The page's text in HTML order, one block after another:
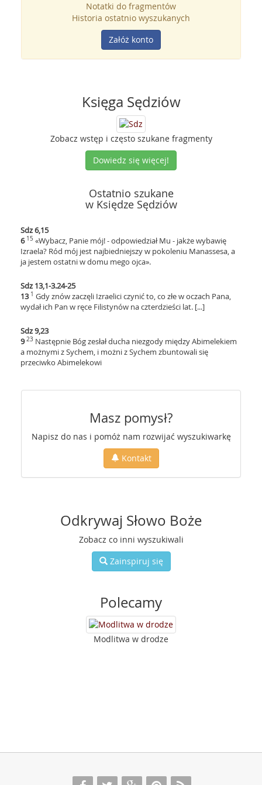
Notatki do fragmentów
Historia ostatnio wyszukanych
Załóż konto
Księga Sędziów
Zobacz wstęp i często szukane fragmenty
Dowiedz się więcej!
Ostatnio szukane
w Księdze Sędziów
Sdz 6,15
6 15 «Wybacz, Panie mój! - odpowiedział Mu - jakże wybawię
Izraela? Ród mój jest najbiedniejszy w pokoleniu Manassesa, a
ja jestem ostatni w domu mego ojca».
Sdz 13,1-3.24-25
13 1 Gdy znów zaczęli Izraelici czynić to, co złe w oczach Pana,
wydał ich Pan w ręce Filistynów na czterdzieści lat. [...]
Sdz 9,23
923 Następnie Bóg zesłał ducha niezgody między Abimelekiem
a możnymi z Sychem, i możni z Sychem zbuntowali się
przeciwko Abimelekowi
Masz pomysł?
Napisz do nas i pomóż nam rozwijać wyszukiwarkę
Kontakt
Odkrywaj Słowo Boże
Zobacz co inni wyszukiwali
Zainspiruj się
Polecamy
Modlitwa w drodze